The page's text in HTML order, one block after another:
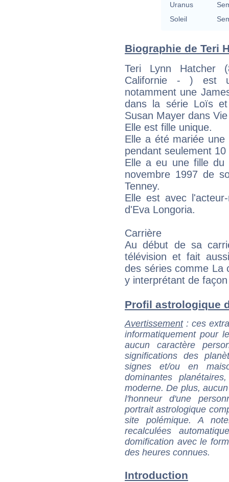
Uranus
Soleil
Biographie de Teri
Teri Lynn Hatcher
Californie - ) est
notamment une
dans la série Loïs
Susan Mayer dans
Elle est fille unique.
Elle a été mariée
pendant seulement 10
Elle a eu une fille du
novembre 1997 de
Tenney.
Elle est avec
d'Eva Longoria.
Carrière
Au début de sa
télévision et fait
des séries comme La
y interprétant de
Profil astrologique
Avertissement: ces
informatiquement pour
aucun caractère
significations des
signes et/ou en
dominantes
moderne. De plus,
l'honneur d'une
portrait astrologique
site polémique. A
recalculées
domification avec le
des heures connues.
Introduction